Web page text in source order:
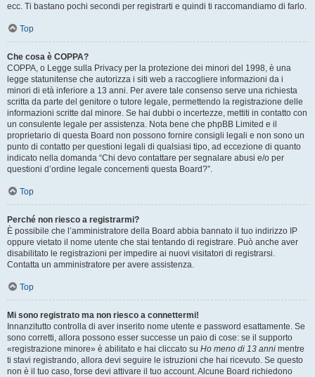
ecc. Ti bastano pochi secondi per registrarti e quindi ti raccomandiamo di farlo.
Top
Che cosa è COPPA?
COPPA, o Legge sulla Privacy per la protezione dei minori del 1998, è una
legge statunitense che autorizza i siti web a raccogliere informazioni da i
minori di età inferiore a 13 anni. Per avere tale consenso serve una richiesta
scritta da parte del genitore o tutore legale, permettendo la registrazione delle
informazioni scritte dal minore. Se hai dubbi o incertezze, mettiti in contatto con
un consulente legale per assistenza. Nota bene che phpBB Limited e il
proprietario di questa Board non possono fornire consigli legali e non sono un
punto di contatto per questioni legali di qualsiasi tipo, ad eccezione di quanto
indicato nella domanda “Chi devo contattare per segnalare abusi e/o per
questioni d’ordine legale concernenti questa Board?”.
Top
Perché non riesco a registrarmi?
È possibile che l’amministratore della Board abbia bannato il tuo indirizzo IP
oppure vietato il nome utente che stai tentando di registrare. Può anche aver
disabilitato le registrazioni per impedire ai nuovi visitatori di registrarsi.
Contatta un amministratore per avere assistenza.
Top
Mi sono registrato ma non riesco a connettermi!
Innanzitutto controlla di aver inserito nome utente e password esattamente. Se
sono corretti, allora possono esser successe un paio di cose: se il supporto
«registrazione minore» è abilitato e hai cliccato su Ho meno di 13 anni mentre
ti stavi registrando, allora devi seguire le istruzioni che hai ricevuto. Se questo
non è il tuo caso, forse devi attivare il tuo account. Alcune Board richiedono